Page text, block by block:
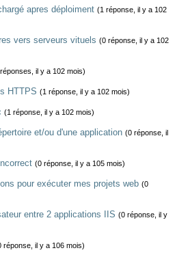
apres déploiment (1 réponse, il y a 102
vers serveurs vituels (0 réponse, il y a 102
il y a 102 mois)
HTTPS (1 réponse, il y a 102 mois)
(1 réponse, il y a 102 mois)
et/ou d'une application (0 réponse, il
(0 réponse, il y a 105 mois)
pour exécuter mes projets web (0
entre 2 applications IIS (0 réponse, il y
réponse, il y a 106 mois)